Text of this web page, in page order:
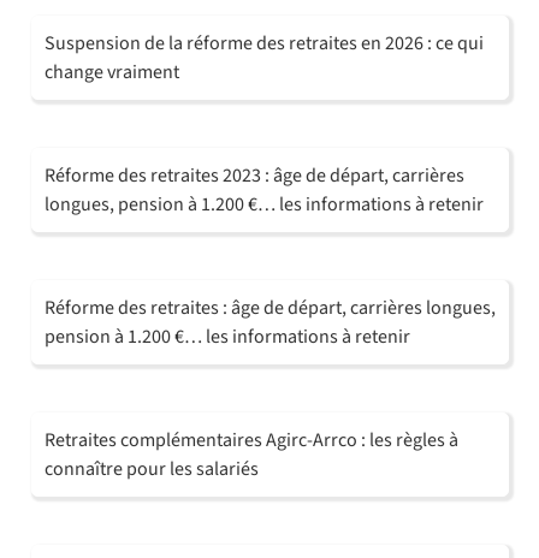
Suspension de la réforme des retraites en 2026 : ce qui
change vraiment
Réforme des retraites 2023 : âge de départ, carrières
longues, pension à 1.200 €… les informations à retenir
Réforme des retraites : âge de départ, carrières longues,
pension à 1.200 €… les informations à retenir
Retraites complémentaires Agirc-Arrco : les règles à
connaître pour les salariés